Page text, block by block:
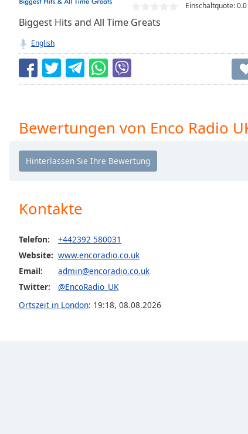
Stream
TypeLIVE
live,
currently
behind
LIVE
Remaining
Playback
Rate
Chapters
descriptions
off,
selected
Einschaltquote:0.0
Biggest Hits and All Time Greats
English
Bewertungen von Enco Radio
Kontakte
Telefon:
+442392 580031
Website: www.encoradio.co.uk
Email:
admin@encoradio.co.uk
Twitter:
@EncoRadio_UK
Ortszeit in London: 19:18, 08.08.2026